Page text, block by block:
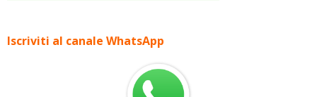
Iscriviti al canale WhatsApp